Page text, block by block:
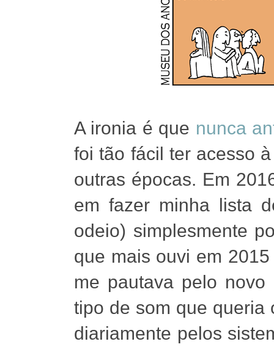
A ironia é que nunca
foi tão fácil ter acesso
outras épocas. Em
em fazer minha lista
odeio) simplesmente
que mais ouvi em
me pautava pelo
tipo de som que queria
diariamente pelos